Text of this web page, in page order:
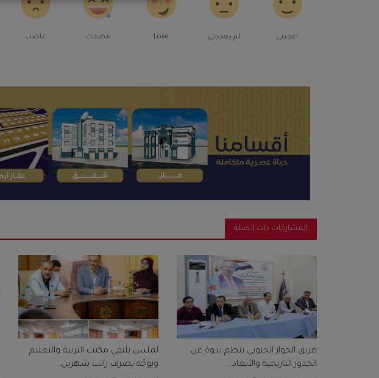
اعجبني لم يعجبنى Love مضحك غاضب
المشاركات ذات الصلة
فريق الحوار الجنوبي ينظم ندوة عن
الجذور التاريخية والأبعاد...
لملس يلتقي مكتب التربية والتعليم
ويوجّه بصرف راتب شهرين...